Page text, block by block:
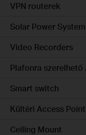
VPN routerek
Solar Power System
Video Recorders
Plafonra szerelhető
Smart switch
Kültéri Access
Ceiling Mount